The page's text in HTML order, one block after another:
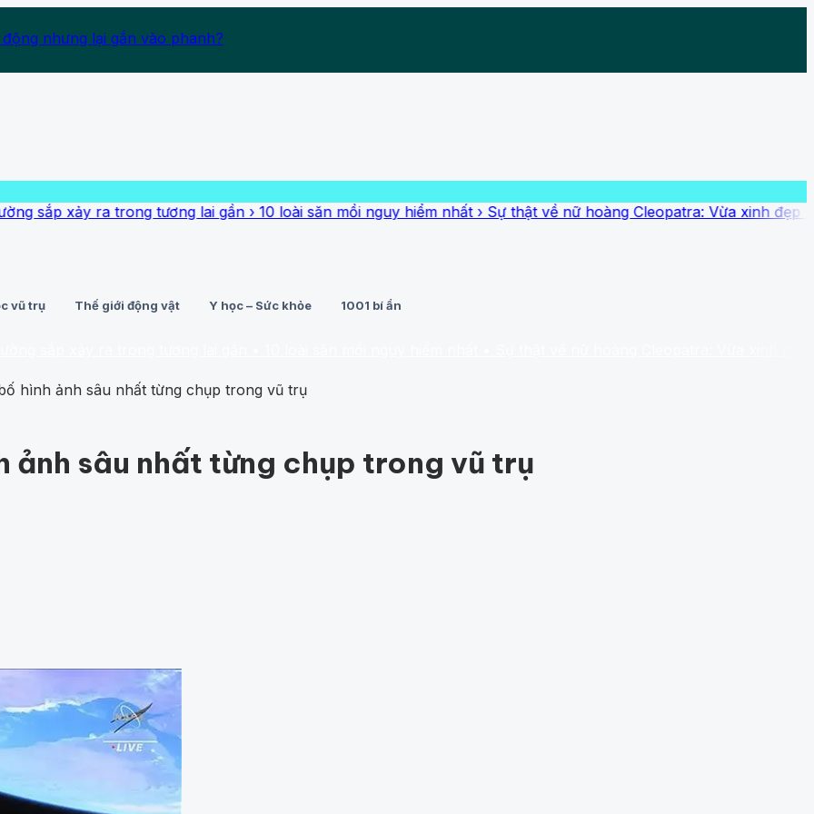
nhưng lại gắn vào phanh?
ra trong tương lai gần›10 loài săn mồi nguy hiểm nhất›Sự thật về nữ hoàng Cleopatra: Vừa xinh đẹp vừa thạo
vũ trụ Thế giới động vật Y học – Sức khỏe 1001 bí ẩn
hình ảnh sâu nhất từng chụp trong vũ trụ
ảnh sâu nhất từng chụp trong vũ trụ